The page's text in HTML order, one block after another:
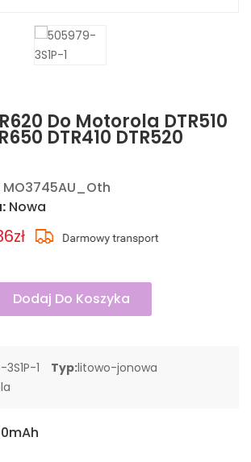
Do Motorola DTR510
DTR410 DTR520
MO3745AU_Oth
Nowa
Dodaj Do Koszyka
1 Typ:litowo-jonowa